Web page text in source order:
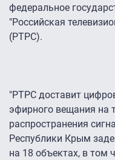
федеральное
"Российская
(РТРС).
"РТРС доставит
эфирного вещания на
распространения
Республики Крым
на 18 объектах, в том